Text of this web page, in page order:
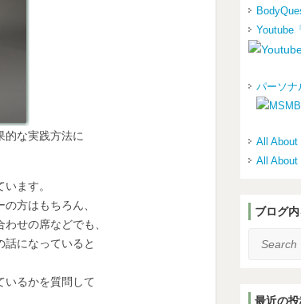
な実践方法に
ます。
方はもちろん、
せの席などでも、
になっていると
るかを質問して
Youtube
パーソナ
All About
All About
ブログ
Search
最近の